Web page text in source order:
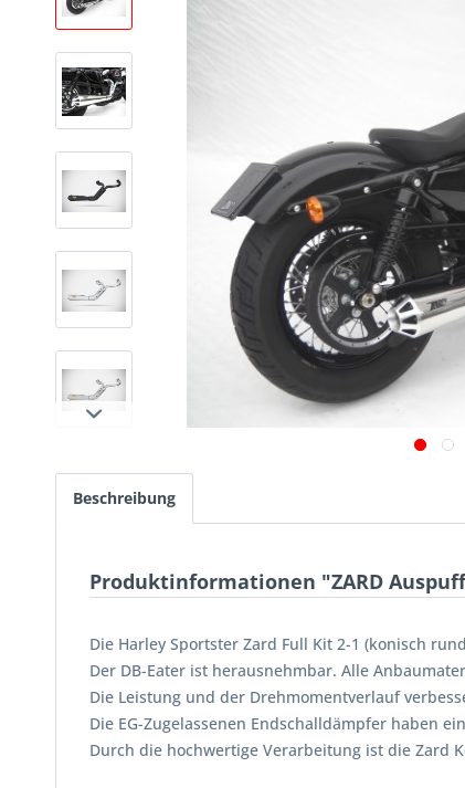
Beschreibung
Produktinformationen "ZARD
Die Harley Sportster Zard Full Kit 2-1 (konisch
Der DB-Eater ist herausnehmbar. Alle
Die Leistung und der Drehmomentverlauf
Die EG-Zugelassenen Endschalldämpfer haben
Durch die hochwertige Verarbeitung ist die Zard